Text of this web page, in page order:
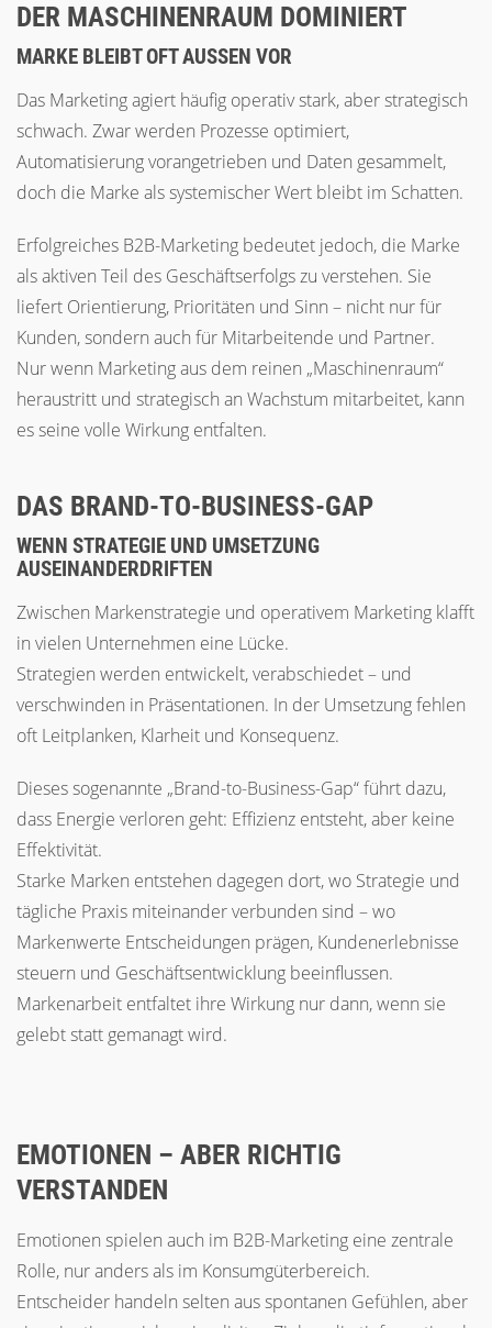
DER MASCHINENRAUM DOMINIERT
MARKE BLEIBT OFT AUSSEN VOR
Das Marketing agiert häufig operativ stark, aber strategisch
schwach. Zwar werden Prozesse optimiert,
Automatisierung vorangetrieben und Daten gesammelt,
doch die Marke als systemischer Wert bleibt im Schatten.
Erfolgreiches B2B-Marketing bedeutet jedoch, die Marke
als aktiven Teil des Geschäftserfolgs zu verstehen. Sie
liefert Orientierung, Prioritäten und Sinn – nicht nur für
Kunden, sondern auch für Mitarbeitende und Partner.
Nur wenn Marketing aus dem reinen „Maschinenraum“
heraustritt und strategisch an Wachstum mitarbeitet, kann
es seine volle Wirkung entfalten.
DAS BRAND-TO-BUSINESS-GAP
WENN STRATEGIE UND UMSETZUNG
AUSEINANDERDRIFTEN
Zwischen Markenstrategie und operativem Marketing klafft
in vielen Unternehmen eine Lücke.
Strategien werden entwickelt, verabschiedet – und
verschwinden in Präsentationen. In der Umsetzung fehlen
oft Leitplanken, Klarheit und Konsequenz.
Dieses sogenannte „Brand-to-Business-Gap“ führt dazu,
dass Energie verloren geht: Effizienz entsteht, aber keine
Effektivität.
Starke Marken entstehen dagegen dort, wo Strategie und
tägliche Praxis miteinander verbunden sind – wo
Markenwerte Entscheidungen prägen, Kundenerlebnisse
steuern und Geschäftsentwicklung beeinflussen.
Markenarbeit entfaltet ihre Wirkung nur dann, wenn sie
gelebt statt gemanagt wird.
EMOTIONEN – ABER RICHTIG
VERSTANDEN
Emotionen spielen auch im B2B-Marketing eine zentrale
Rolle, nur anders als im Konsumgüterbereich.
Entscheider handeln selten aus spontanen Gefühlen, aber